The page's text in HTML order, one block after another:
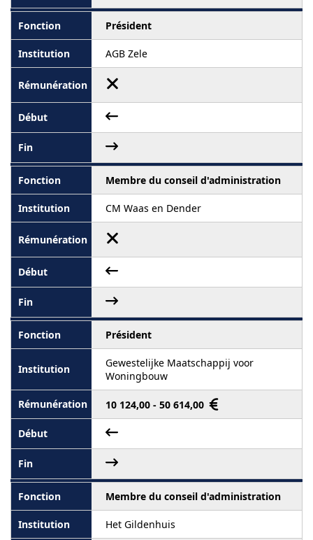
Président
AGB Zele
Membre du conseil d'administration
CM Waas en Dender
Président
Gewestelijke Maatschappij voor
Woningbouw
10 124,00 - 50 614,00
Membre du conseil d'administration
Het Gildenhuis